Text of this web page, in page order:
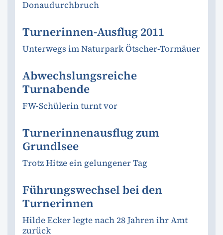
Donaudurchbruch
Turnerinnen-Ausflug 2011
Unterwegs im Naturpark Ötscher-Tormäuer
Abwechslungsreiche
Turnabende
FW-Schülerin turnt vor
Turnerinnenausflug zum
Grundlsee
Trotz Hitze ein gelungener Tag
Führungswechsel bei den
Turnerinnen
Hilde Ecker legte nach 28 Jahren ihr Amt
zurück